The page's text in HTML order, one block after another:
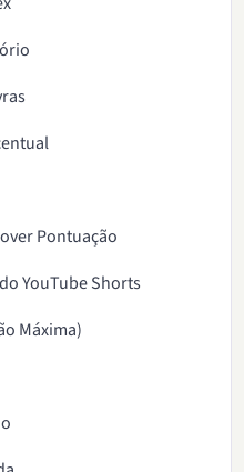
Pontuação
YouTube Shorts
Máxima)